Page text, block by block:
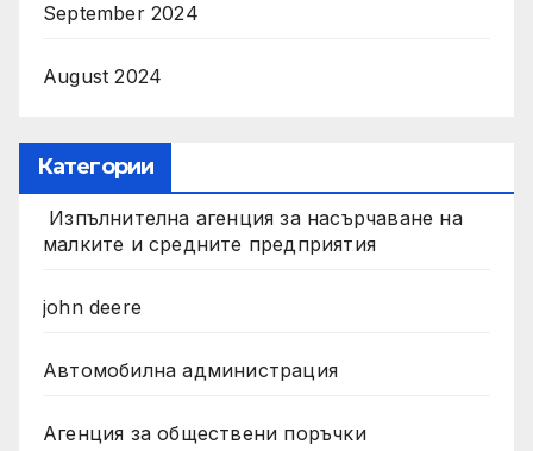
September 2024
August 2024
Категории
Изпълнителна агенция за насърчаване на
малките и средните предприятия
john deere
Автомобилна администрация
Агенция за обществени поръчки